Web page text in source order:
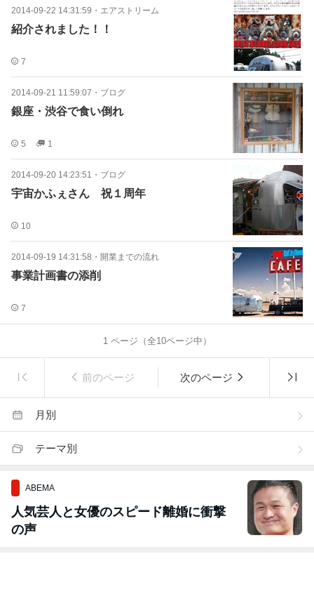
2014-09-22 14:31:59 ・ エアストリーム
紹介されました！！
7
2014-09-21 11:59:07 ・ ブログ
銀座・渋谷で食い倒れ
5 1
2014-09-20 14:23:51 ・ ブログ
宇宙かふぇさん 祝１周年
10
2014-09-19 14:31:58 ・ 開業までの流れ
事業計画書の添削
7
1ページ（全10ページ中）
前のページ 次のページ
月別
テーマ別
ABEMA
人気芸人と女優のスピード離婚に衝撃
の声